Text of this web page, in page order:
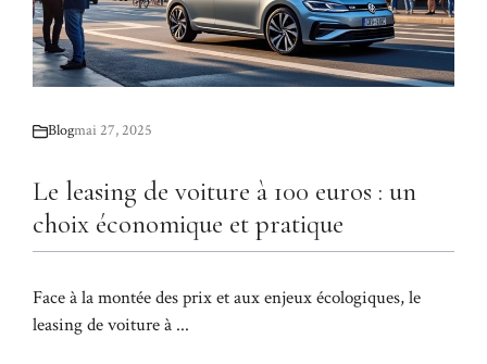
Blogmai 27, 2025
Le leasing de voiture à 100 euros : un
choix économique et pratique
Face à la montée des prix et aux enjeux écologiques, le
leasing de voiture à ...